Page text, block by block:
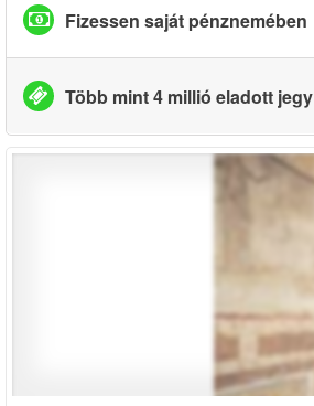
Fizessen saját pénznemében
Több mint 4 millió eladott jegy